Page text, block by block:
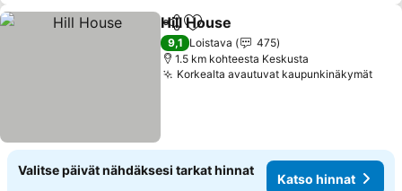
Jaa Lisää suosikkeihin
Hill House
9,1 Loistava
475
1.5 km kohteesta Keskusta
Korkealta avautuvat kaupunkinäkymät
Valitse päivät nähdäksesi tarkat hinnat
Katso hinnat